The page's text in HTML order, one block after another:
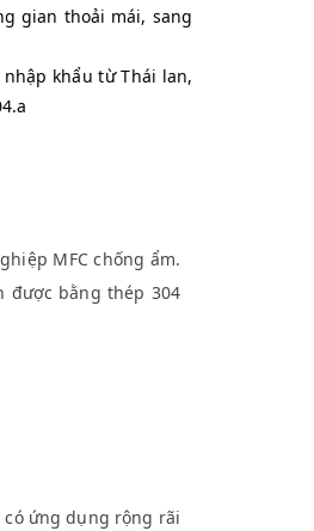
gian thoải mái, sang
khẩu từ Thái lan,
MFC chống ẩm.
được bằng thép 304
có ứng dụng rộng rãi